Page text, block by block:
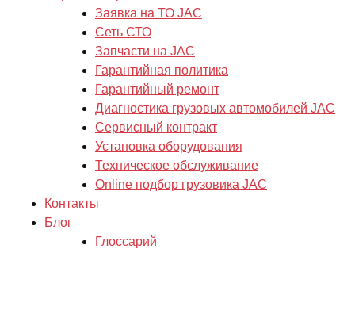
Заявка на ТО JAC
Сеть СТО
Запчасти на JAC
Гарантийная политика
Гарантийный ремонт
Диагностика грузовых автомобилей JAC
Сервисный контракт
Установка оборудования
Техническое обслуживание
Online подбор грузовика JAC
Контакты
Блог
Глоссарий